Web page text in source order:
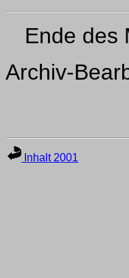
Ende des
Archiv-
Inhalt 2001